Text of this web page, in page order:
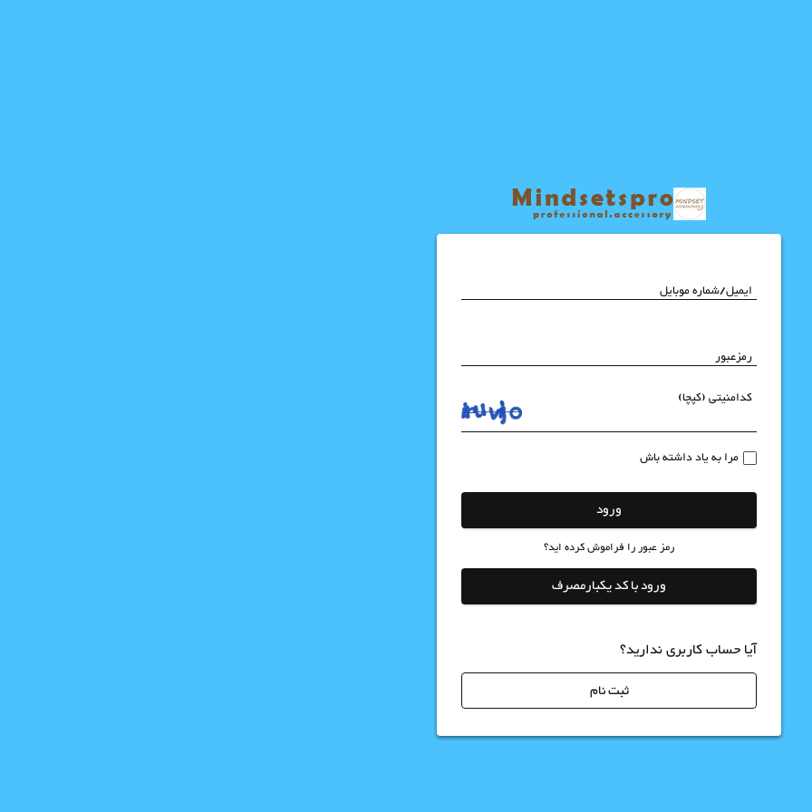
ایمیل/شماره موبایل
رمزعبور
کدامنیتی (کپچا)
مرا به یاد داشته باش
ورود
رمز عبور را فراموش کرده اید؟
ورود با کد یکبارمصرف
آیا حساب کاربری ندارید؟
ثبت نام